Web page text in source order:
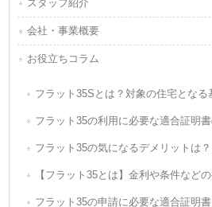
スタッフ紹介
会社・事業概要
お役立ちコラム
フラット35Sとは？対象の住宅となる
フラット35の利用に必要な適合証明
フラット35の気になるデメリットは
【フラット35とは】金利や条件など
フラット35の申請に必要な適合証明